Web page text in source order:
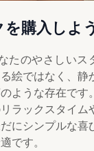
購入しよ
たのやさしいス
絵ではなく、静
ような存在です
ラックスタイム
にシンプルな喜
です。